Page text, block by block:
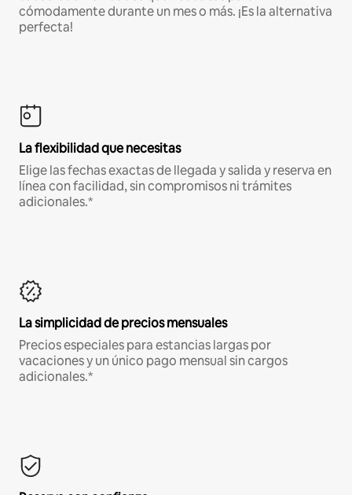
cómodamente durante un mes o más. ¡Es la alternativa
perfecta!
La flexibilidad que necesitas
Elige las fechas exactas de llegada y salida y reserva en
línea con facilidad, sin compromisos ni trámites
adicionales.*
La simplicidad de precios mensuales
Precios especiales para estancias largas por
vacaciones y un único pago mensual sin cargos
adicionales.*